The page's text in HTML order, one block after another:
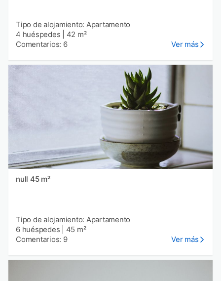
Tipo de alojamiento: Apartamento
4 huéspedes
42 m²
Comentarios: 6
Ver más
null 45 m²
Tipo de alojamiento: Apartamento
6 huéspedes
45 m²
Comentarios: 9
Ver más